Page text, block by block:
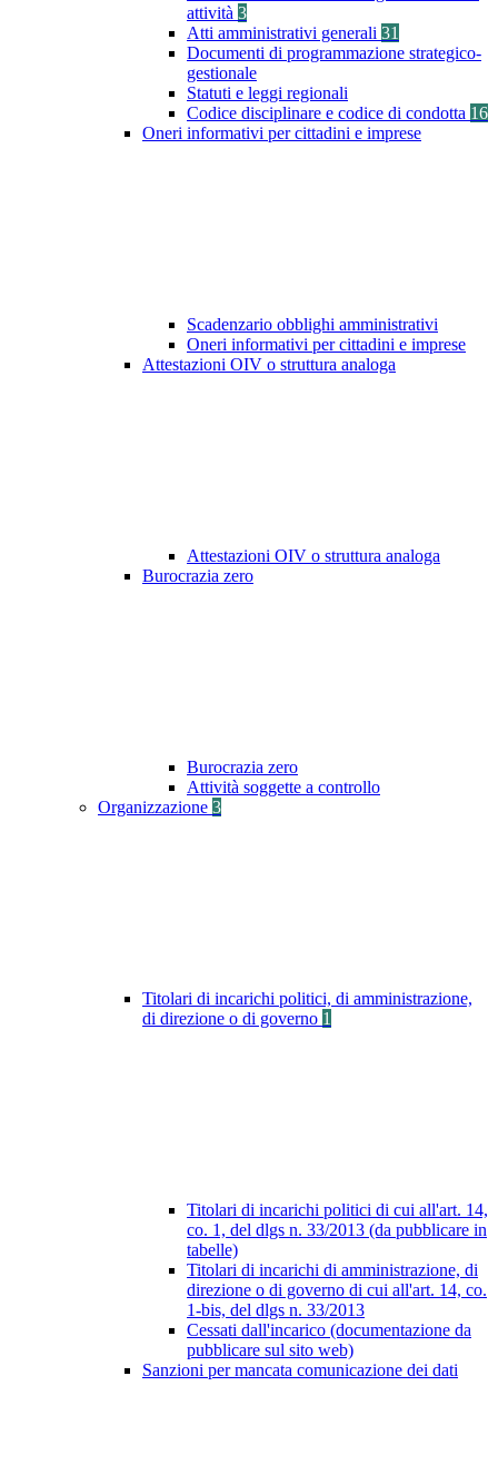
attività 3
Atti amministrativi generali 31
Documenti di programmazione strategico-
gestionale
Statuti e leggi regionali
Codice disciplinare e codice di condotta 16
Oneri informativi per cittadini e imprese
Scadenzario obblighi amministrativi
Oneri informativi per cittadini e imprese
Attestazioni OIV o struttura analoga
Attestazioni OIV o struttura analoga
Burocrazia zero
Burocrazia zero
Attività soggette a controllo
Organizzazione 3
Titolari di incarichi politici, di amministrazione,
di direzione o di governo 1
Titolari di incarichi politici di cui all'art. 14,
co. 1, del dlgs n. 33/2013 (da pubblicare in
tabelle)
Titolari di incarichi di amministrazione, di
direzione o di governo di cui all'art. 14, co.
1-bis, del dlgs n. 33/2013
Cessati dall'incarico (documentazione da
pubblicare sul sito web)
Sanzioni per mancata comunicazione dei dati